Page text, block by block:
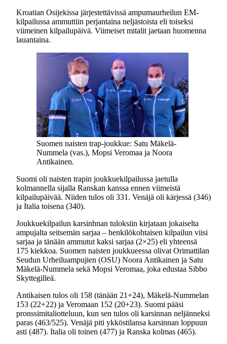
Kroatian Osijekissa järjestettävissä ampumaurheilun EM-
kilpailussa ammuttiin perjantaina neljästoista eli toiseksi
viimeinen kilpailupäivä. Viimeiset mitalit jaetaan huomenna
lauantaina.
Suomen naisten trap-joukkue: Satu Mäkelä-
Nummela (vas.), Mopsi Veromaa ja Noora
Antikainen.
Suomi oli naisten trapin joukkuekilpailussa jaetulla
kolmannella sijalla Ranskan kanssa ennen viimeistä
kilpailupäivää. Niiden tulos oli 331. Venäjä oli kärjessä (346)
ja Italia toisena (340).
Joukkuekilpailun karsinhnan tuloksiin kirjataan jokaiselta
ampujalta seitsemän sarjaa – henkilökohtaisen kilpailun viisi
sarjaa ja tänään ammutut kaksi sarjaa (2×25) eli yhteensä
175 kiekkoa. Suomen naisten joukkueessa olivat Orimattilan
Seudun Urheiluampujien (OSU) Noora Antikainen ja Satu
Mäkelä-Nummela sekä Mopsi Veromaa, joka edustaa Sibbo
Skyttegilleä.
Antikaisen tulos oli 158 (tänään 21+24), Mäkelä-Nummelan
153 (22+22) ja Veromaan 152 (20+23). Suomi pääsi
pronssimitaliotteluun, kun sen tulos oli karsinnan neljänneksi
paras (463/525). Venäjä piti ykköstilansa karsinnan loppuun
asti (487). Italia oli toinen (477) ja Ranska kolmas (465).